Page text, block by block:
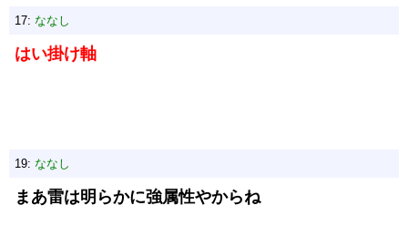
17: ななし
はい掛け軸
19: ななし
まあ雷は明らかに強属性やからね